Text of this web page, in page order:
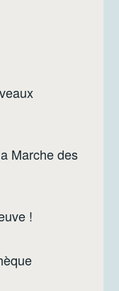
Marche des
!